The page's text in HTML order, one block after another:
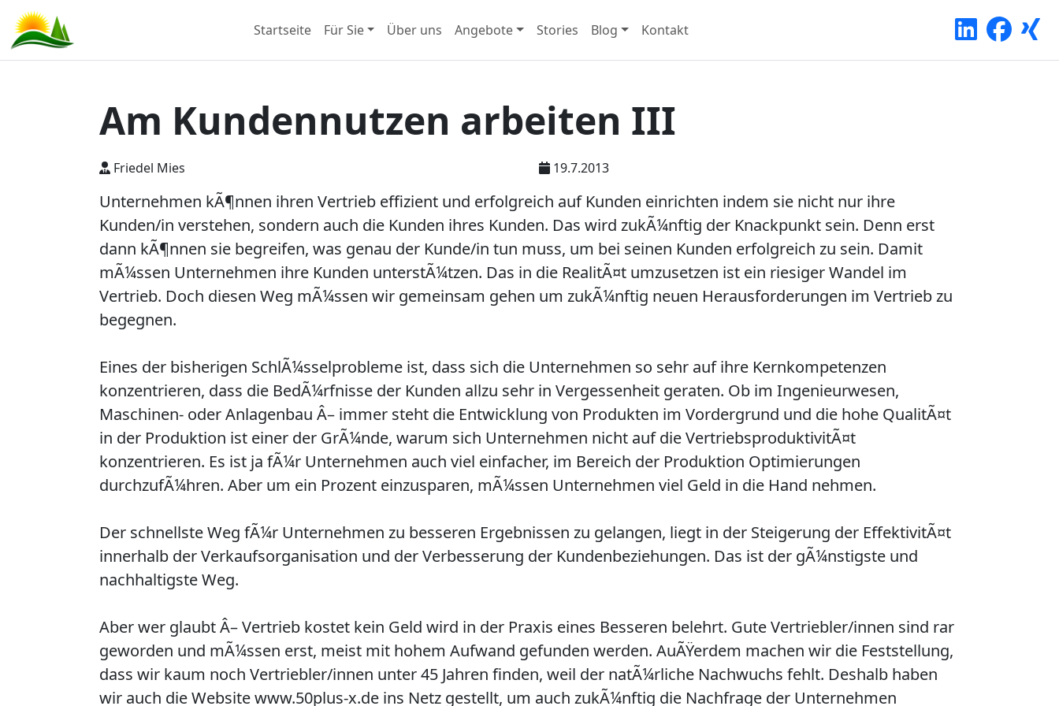
Startseite Für Sie Über uns Angebote Stories Blog Kontakt
Am Kundennutzen arbeiten III
Friedel Mies 19.7.2013
Unternehmen kÃ¶nnen ihren Vertrieb effizient und erfolgreich auf Kunden einrichten indem sie nicht nur ihre
Kunden/in verstehen, sondern auch die Kunden ihres Kunden. Das wird zukÃ¼nftig der Knackpunkt sein. Denn erst
dann kÃ¶nnen sie begreifen, was genau der Kunde/in tun muss, um bei seinen Kunden erfolgreich zu sein. Damit
mÃ¼ssen Unternehmen ihre Kunden unterstÃ¼tzen. Das in die RealitÃ¤t umzusetzen ist ein riesiger Wandel im
Vertrieb. Doch diesen Weg mÃ¼ssen wir gemeinsam gehen um zukÃ¼nftig neuen Herausforderungen im Vertrieb zu
begegnen.
Eines der bisherigen SchlÃ¼sselprobleme ist, dass sich die Unternehmen so sehr auf ihre Kernkompetenzen
konzentrieren, dass die BedÃ¼rfnisse der Kunden allzu sehr in Vergessenheit geraten. Ob im Ingenieurwesen,
Maschinen- oder Anlagenbau Â– immer steht die Entwicklung von Produkten im Vordergrund und die hohe QualitÃ¤t
in der Produktion ist einer der GrÃ¼nde, warum sich Unternehmen nicht auf die VertriebsproduktivitÃ¤t
konzentrieren. Es ist ja fÃ¼r Unternehmen auch viel einfacher, im Bereich der Produktion Optimierungen
durchzufÃ¼hren. Aber um ein Prozent einzusparen, mÃ¼ssen Unternehmen viel Geld in die Hand nehmen.
Der schnellste Weg fÃ¼r Unternehmen zu besseren Ergebnissen zu gelangen, liegt in der Steigerung der EffektivitÃ¤t
innerhalb der Verkaufsorganisation und der Verbesserung der Kundenbeziehungen. Das ist der gÃ¼nstigste und
nachhaltigste Weg.
Aber wer glaubt Â– Vertrieb kostet kein Geld wird in der Praxis eines Besseren belehrt. Gute Vertriebler/innen sind rar
geworden und mÃ¼ssen erst, meist mit hohem Aufwand gefunden werden. AuÃŸerdem machen wir die Feststellung,
dass wir kaum noch Vertriebler/innen unter 45 Jahren finden, weil der natÃ¼rliche Nachwuchs fehlt. Deshalb haben
wir auch die Website www.50plus-x.de ins Netz gestellt, um auch zukÃ¼nftig die Nachfrage der Unternehmen